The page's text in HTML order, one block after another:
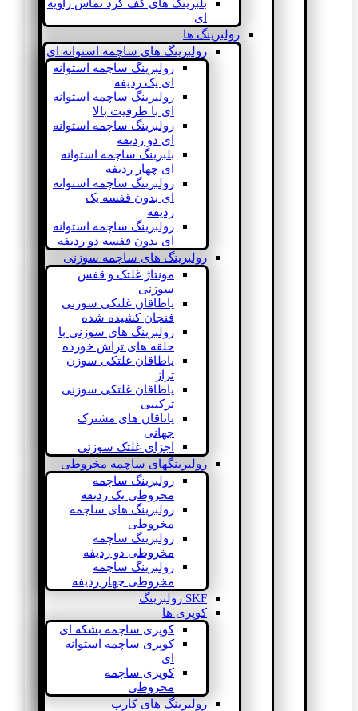
بلبرینگ های کف گرد تماس زاویه
ای
رولبرینگ ها
رولبرینگ های ساچمه استوانه ای
رولبرینگ ساچمه استوانه
ای یک ردیفه
رولبرینگ ساچمه استوانه
ای با ظرفیت بالا
رولبرینگ ساچمه استوانه
ای دو ردیفه
بلبرینگ ساچمه استوانه
ای چهار ردیفه
رولبرینگ ساچمه استوانه
ای بدون قفسه یک
ردیفه
رولبرینگ ساچمه استوانه
ای بدون قفسه دو ردیفه
رولبرینگ های ساچمه سوزنی
مونتاژ غلتک و قفس
سوزنی
یاطاقان غلتکی سوزنی
فنجان کشیده شده
رولبرینگ های سوزنی با
حلقه های تراش خورده
یاطاقان غلتکی سوزن
تراز
یاطاقان غلتکی سوزنی
ترکیبی
یاتاقان های مشترک
جهانی
اجزای غلتک سوزنی
رولبرینگهای ساچمه مخروطی
رولبرینگ ساچمه
مخروطی یک ردیفه
رولبرینگ های ساچمه
مخروطی
رولبرینگ ساچمه
مخروطی دو ردیفه
رولبرینگ ساچمه
مخروطی چهار ردیفه
SKF رولبرینگ
کوپری ها
کوپری ساچمه بشکه ای
کوپری ساچمه استوانه
ای
کوپری ساچمه
مخروطی
رولبرینگ های کارب